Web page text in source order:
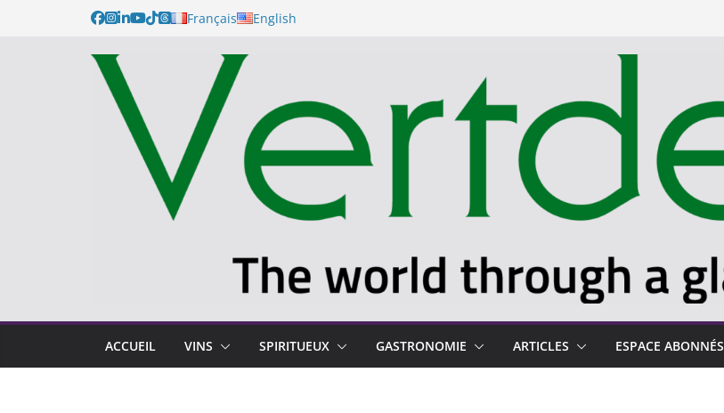
Français English
ACCUEIL VINS SPIRITUEUX GASTRONOMIE ARTICLES ESPACE ABONNÉS